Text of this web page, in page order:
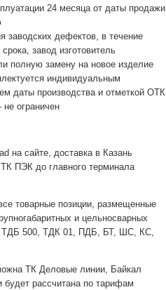
24 месяца от даты продажи
заводских дефектов, в течение
срока, завод изготовитель
полную замену на новое изделие
индивидуальным
даты производства и отметкой ОТК
ограничен
на сайте, доставка в Казань
ПЭК до главного терминала
товарные позиции, размещенные
и цельносварных
ТДБ 500, ТДК 01, ПДБ, БТ, ШС, КС,
ТК Деловые линии, Байкал
будет рассчитана по тарифам